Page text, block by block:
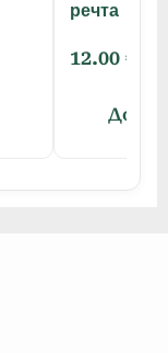
речта
12.00€